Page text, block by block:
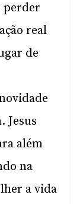
perder
real
de
Jesus
além
na
a vida